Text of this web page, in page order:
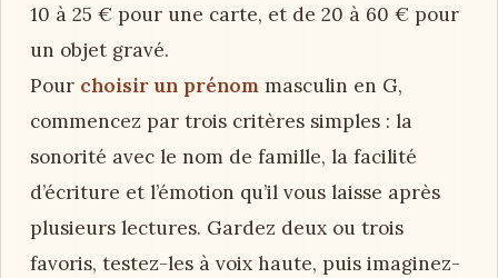
10 à 25 € pour une carte, et de 20 à 60 € pour
un objet gravé.
Pour choisir un prénom masculin en G,
commencez par trois critères simples : la
sonorité avec le nom de famille, la facilité
d’écriture et l’émotion qu’il vous laisse après
plusieurs lectures. Gardez deux ou trois
favoris, testez-les à voix haute, puis imaginez-